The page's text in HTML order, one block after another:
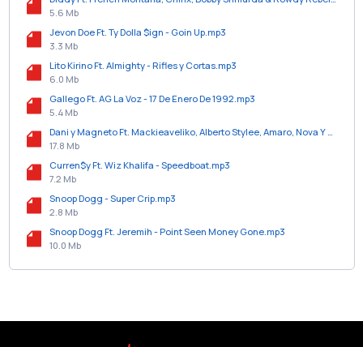
5.6 Mb
Jevon Doe Ft. Ty Dolla $ign - Goin Up.mp3
3.3 Mb
Lito Kirino Ft. Almighty - Rifles y Cortas.mp3
6.0 Mb
Gallego Ft. AG La Voz - 17 De Enero De 1992.mp3
5.4 Mb
17.8 Mb
Curren$y Ft. Wiz Khalifa - Speedboat.mp3
7.2 Mb
Snoop Dogg - Super Crip.mp3
2.8 Mb
Snoop Dogg Ft. Jeremih - Point Seen Money Gone.mp3
10.0 Mb